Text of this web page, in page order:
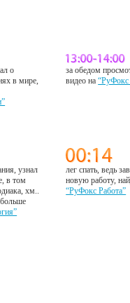
о
в мире,
за обедом
видео на“РуФокс
узнал
в том
хм..
больше
лег спать, ведь
новую работу,
“РуФокс Работа”